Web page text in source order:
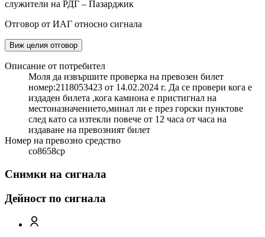
служители на РДГ – Пазарджик
Отговор от ИАГ относно сигнала
Виж целия отговор
Описание от потребител
Моля да извършите проверка на превозен билет
номер:2118053423 от 14.02.2024 г. Да се провери кога е
издаден билета ,кога камиона е пристигнал на
местоназначението,минал ли е през горски пунктове
след като са изтекли повече от 12 часа от часа на
издаване на превозният билет
Номер на превозно средство
со8658ср
Снимки на сигнала
Дейност по сигнала